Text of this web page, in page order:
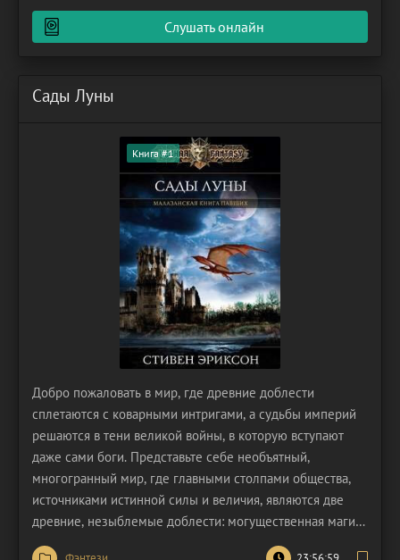
наделенные человеческими чертами и характерами.
Главный герой, Чиполлино, –Слушать онлайн
Сады Луны
Книга #1
Добро пожаловать в мир, где древние доблести
сплетаются с коварными интригами, а судьбы империй
решаются в тени великой войны, в которую вступают
даже сами боги. Представьте себе необъятный,
многогранный мир, где главными столпами общества,
источниками истинной силы и величия, являются две
древние, незыблемые доблести: могущественная магия,
дарующая власть над стихиями и разумом, и